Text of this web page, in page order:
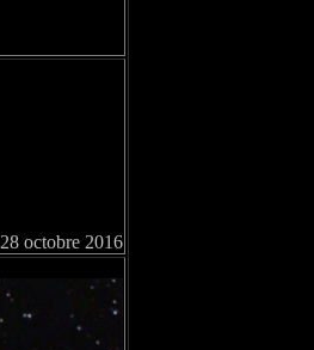
28 octobre 2016